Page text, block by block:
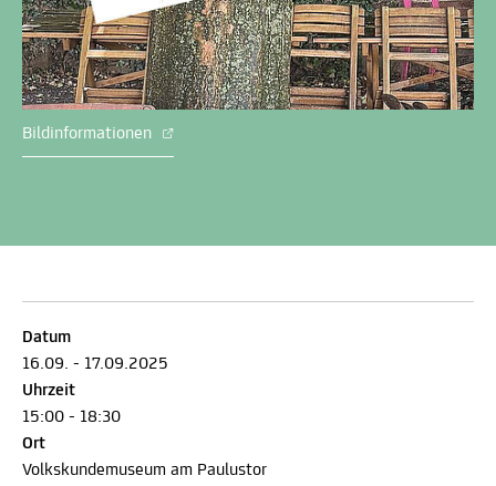
Bildinformationen
Datum
16.09. - 17.09.2025
Uhrzeit
15:00 - 18:30
Ort
Volkskundemuseum am Paulustor